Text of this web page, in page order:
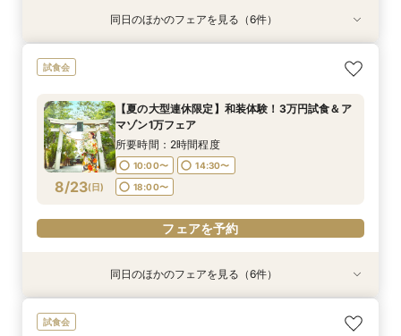
8/22(土)
【神社挙式＋写真のお客様へ：30万円】試食付
10:00〜
14:30〜
18:00〜
フェアを予約
8/22(土)
【親族婚希望のお客様へ：20名様58万円】試食
10:00〜
14:30〜
18:00〜
フェアを予約
8/22(土)
【家族婚希望のお客様へ10名様48万円】試食付
10:00〜
14:30〜
18:00〜
フェアを予約
8/22(土)
【40名様130万円】リニューアル記念：神社婚
10:00〜
14:30〜
18:00〜
フェアを予約
8/22(土)
【和装でのお写真婚のお客様へ：2万5千円】試
10:00〜
14:30〜
18:00〜
フェアを予約
8/22(土)
【地域で最も選ばれる和婚】10大特典×豪華試食
10:00〜
14:30〜
18:00〜
フェアを予約
同日のほかのフェアを見る（6件）
試食会
8/23(日)
【夏の大型連休限定】和装体験！3万円試食＆ア
マゾン1万フェア
所要時間：2時間程度
10:00〜
14:30〜
18:00〜
フェアを予約
【神社挙式＋写真のお客様へ：30万円】試食付
【親族婚希望のお客様へ：20名様58万円】試食
【家族婚希望のお客様へ10名様48万円】試食付
【40名様130万円】リニューアル記念：神社婚
【和装でのお写真婚のお客様へ：2万5千円】試
【日曜限定開催】3組先着：amazon1万円×豪華
同日のほかのフェアを見る（6件）
試食会